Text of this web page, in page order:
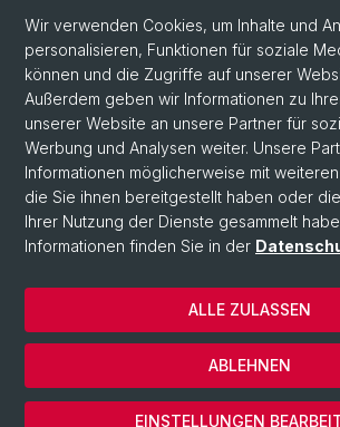
Kontakt und Anfahrt
Departement Altertumswissenschaften
Departement Umweltwissenschaften
Social Media
DUW on Instagram
Wir verwenden Cookies, um Inhalte und
personalisieren, Funktionen für soziale
können und die Zugriffe auf unserer
Außerdem geben wir Informationen zu
unserer Website an unsere Partner für
Werbung und Analysen weiter. Unsere
Informationen möglicherweise mit
die Sie ihnen bereitgestellt haben oder die
Ihrer Nutzung der Dienste gesammelt
Informationen finden Sie in der
EINSTELLUNGEN
ABLEHNEN
ALLE ZULASSEN